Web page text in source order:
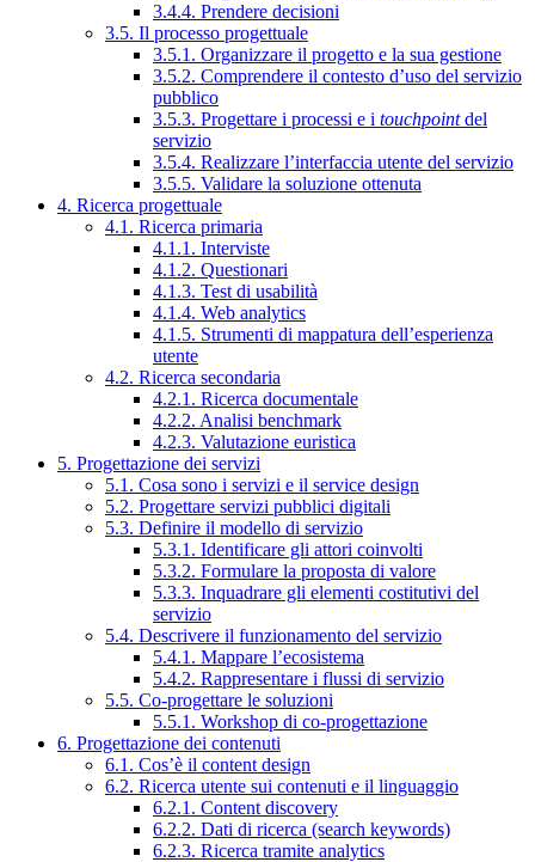
3.4.4. Prendere decisioni
3.5. Il processo progettuale
3.5.1. Organizzare il progetto e la sua gestione
3.5.2. Comprendere il contesto d’uso del servizio
pubblico
3.5.3. Progettare i processi e i touchpointdel
servizio
3.5.4. Realizzare l’interfaccia utente del servizio
3.5.5. Validare la soluzione ottenuta
4. Ricerca progettuale
4.1. Ricerca primaria
4.1.1. Interviste
4.1.2. Questionari
4.1.3. Test di usabilità
4.1.4. Web analytics
4.1.5. Strumenti di mappatura dell’esperienza
utente
4.2. Ricerca secondaria
4.2.1. Ricerca documentale
4.2.2. Analisi benchmark
4.2.3. Valutazione euristica
5. Progettazione dei servizi
5.1. Cosa sono i servizi e il service design
5.2. Progettare servizi pubblici digitali
5.3. Definire il modello di servizio
5.3.1. Identificare gli attori coinvolti
5.3.2. Formulare la proposta di valore
5.3.3. Inquadrare gli elementi costitutivi del
servizio
5.4. Descrivere il funzionamento del servizio
5.4.1. Mappare l’ecosistema
5.4.2. Rappresentare i flussi di servizio
5.5. Co-progettare le soluzioni
5.5.1. Workshop di co-progettazione
6. Progettazione dei contenuti
6.1. Cos’è il content design
6.2. Ricerca utente sui contenuti e il linguaggio
6.2.1. Content discovery
6.2.2. Dati di ricerca (search keywords)
6.2.3. Ricerca tramite analytics